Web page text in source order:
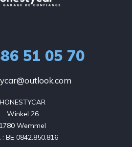
51 05 70
HONESTYCAR
Winkel 26
1780 Wemmel
: BE 0842.850.816